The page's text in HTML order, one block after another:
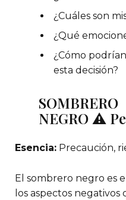
¿Cuáles son
¿Qué
¿Cómo
esta decisión?
SOMBRERO
NEGRO ⚠️
Esencia: Precaución,
El sombrero negro es
los aspectos negativos